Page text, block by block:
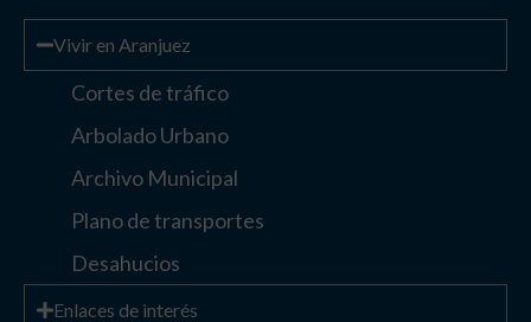
Vivir en Aranjuez
Cortes de tráfico
Arbolado Urbano
Archivo Municipal
Plano de transportes
Desahucios
Enlaces de interés